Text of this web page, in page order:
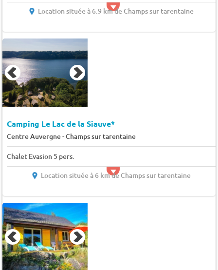
Location située à 6.9 km de Champs sur tarentaine
Camping Le Lac de la Siauve*
Centre Auvergne-Champs sur tarentaine
Chalet Evasion 5 pers.
Location située à 6 km de Champs sur tarentaine